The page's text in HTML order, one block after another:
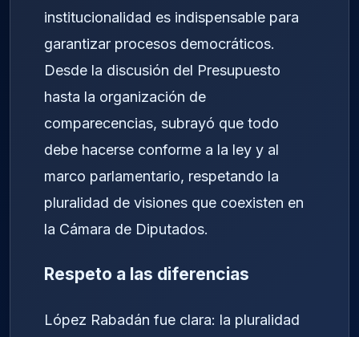
institucionalidad es indispensable para
garantizar procesos democráticos.
Desde la discusión del Presupuesto
hasta la organización de
comparecencias, subrayó que todo
debe hacerse conforme a la ley y al
marco parlamentario, respetando la
pluralidad de visiones que coexisten en
la Cámara de Diputados.
Respeto a las diferencias
López Rabadán fue clara: la pluralidad